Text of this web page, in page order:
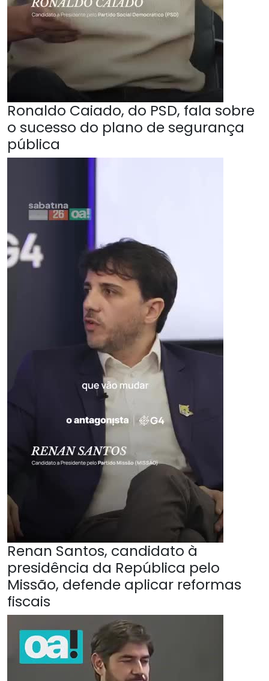
Ronaldo Caiado, do PSD, fala sobre
o sucesso do plano de segurança
pública
Renan Santos, candidato à
presidência da República pelo
Missão, defende aplicar reformas
fiscais